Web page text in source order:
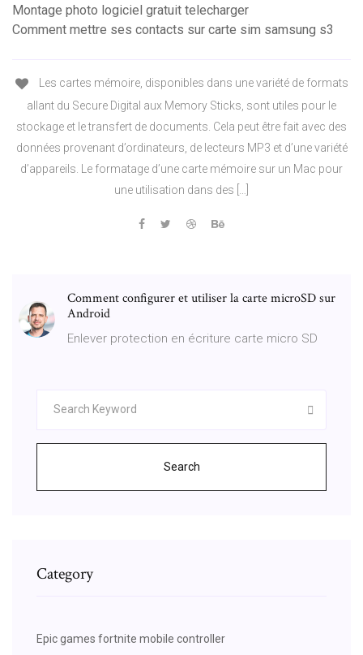
Montage photo logiciel gratuit telecharger
Comment mettre ses contacts sur carte sim samsung s3
Les cartes mémoire, disponibles dans une variété de formats
allant du Secure Digital aux Memory Sticks, sont utiles pour le
stockage et le transfert de documents. Cela peut être fait avec des
données provenant d’ordinateurs, de lecteurs MP3 et d’une variété
d’appareils. Le formatage d’une carte mémoire sur un Mac pour
une utilisation dans des […]
Comment configurer et utiliser la carte microSD sur
Android
Enlever protection en écriture carte micro SD
Search
Category
Epic games fortnite mobile controller